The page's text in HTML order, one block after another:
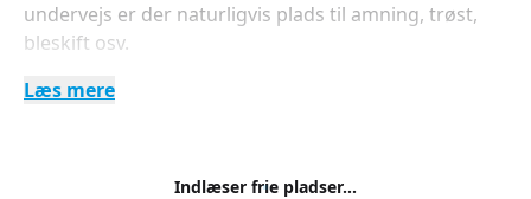
undervejs er der naturligvis plads til amning, trøst,
bleskift osv.
Gravide samt bedsteforældre og andre interesserede
For at få bedst muligt udbytte er der et begrænset
Læs mere
Indlæser frie pladser...